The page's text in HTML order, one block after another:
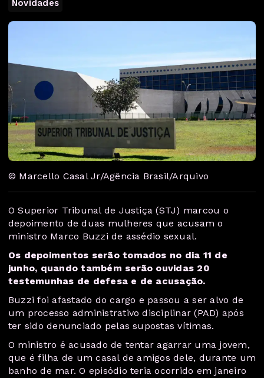
Novidades
© Marcello Casal Jr/Agência Brasil/Arquivo
O Superior Tribunal de Justiça (STJ) marcou o
depoimento de duas mulheres que acusam o
ministro Marco Buzzi de assédio sexual.
Os depoimentos serão tomados no dia 11 de
junho, quando também serão ouvidas 20
testemunhas de defesa e de acusação.
Buzzi foi afastado do cargo e passou a ser alvo de
um processo administrativo disciplinar (PAD) após
ter sido denunciado pelas supostas vítimas.
O ministro é acusado de tentar agarrar uma jovem,
que é filha de um casal de amigos dele, durante um
banho de mar. O episódio teria ocorrido em janeiro